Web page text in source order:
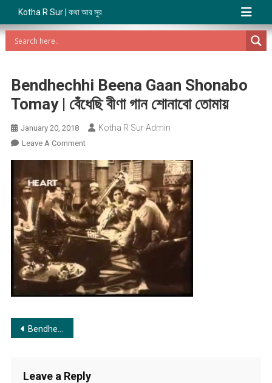
Kotha R Sur | কথা আর সুর
Bendhechhi Beena Gaan Shonabo
Tomay | বেঁধেছি বীণা গান শোনাবো তোমায়
January 20, 2018 Kotha R Sur Admin
Leave A CommentOn
Beena
Gaan
Shonabo
Tomay
|
বেঁধেছি
গান
শোনাবো
তোমায়
Post
Bendhechhi Beena | বেঁধেছি বীণা
Leave a Reply